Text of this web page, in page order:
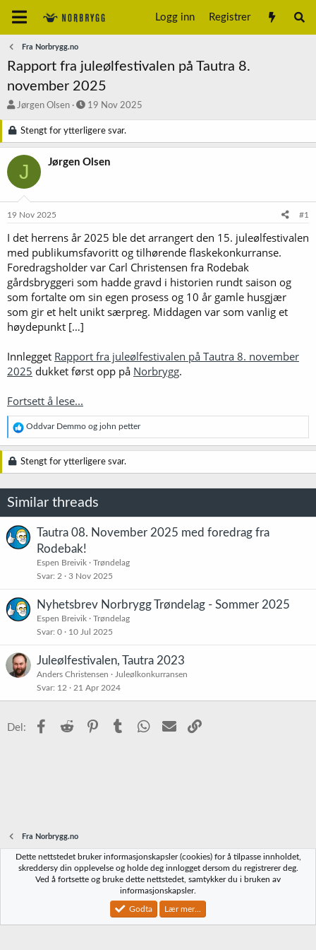
Logg inn Registrer
Fra Norbrygg.no
Rapport fra juleølfestivalen på Tautra 8.
november 2025
T
å
d
s
e
r
Jørgen Olsen
S
a
r
t
d
19 Nov 2025
Stengt for ytterligere svar.
J Jørgen Olsen
19 Nov 2025 #1
I det herrens år 2025 ble det arrangert den 15. juleølfestivalen
med publikumsfavoritt og tilhørende flaskekonkurranse.
Foredragsholder var Carl Christensen fra Rodebak
gårdsbryggeri som hadde gravd i historien rundt saison og
som fortalte om sin egen prosess og 10 år gamle husgjær
som gir et helt unikt særpreg. Middagen var som vanlig et
høydepunkt […]
Innlegget Rapport fra juleølfestivalen på Tautra 8. november
2025 dukket først opp på Norbrygg.
Fortsett å lese...
R
e
a
k
n
e
r
:
Oddvar Demmo og john petter
Stengt for ytterligere svar.
Similar threads
Tautra 08. November 2025 med foredrag fra
Rodebak!
Espen Breivik
Trøndelag
Svar 2 3 Nov 2025
Nyhetsbrev Norbrygg Trøndelag - Sommer 2025
Espen Breivik
Trøndelag
Svar 0 10 Jul 2025
Juleølfestivalen, Tautra 2023
Anders Christensen
Juleølkonkurransen
Svar 12 21 Apr 2024
Del: Facebook
Reddit PinterestTumblr WhatsApp
E-post
Fra Norbrygg.no
Norbrygg-default
Vilkår og regler Personvernregler
Community platform by XenForo® © 2010-2023 XenForo Ltd.
Dette nettstedet bruker informasjonskapsler (cookies) for å tilpasse innholdet,
skreddersy din opplevelse og holde deg innlogget dersom du registrerer deg.
Ved å fortsette og bruke dette nettstedet, samtykker du i bruken av
informasjonskapsler.
Godta Lær mer...